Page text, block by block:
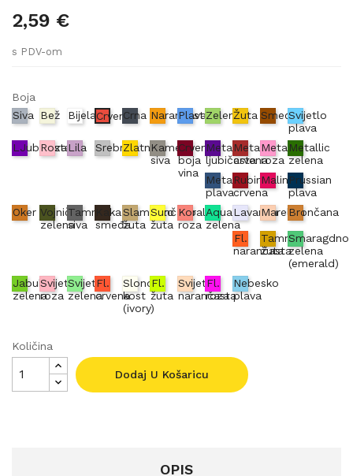
2,59 €
s PDV-om
Boja
Siva
Bež BijelaCrvenaCrna Narančasta
PlavaZelenaŽuta SmeđaSvijetlo
plava
LJubičasta
RozaLila SrebrnaZlatnaKameno
siva
Crvena
boja
vina
Metallic
ljubičasta
Metallic
crvena
Metallic
roza
Metallic
zelena
Metallic
plava
Rubin
crvena
MalinaPrussian
plava
Oker Vojnički
zelena
Tamno
siva
Kakao
smeđa
Slamnato
žuta
Sunčano
žuta
Koraljno
roza
Aqua
zelena
LavandaMarelicaBrončana
Fl.
narančasta
Tamno
žuta
Smaragdno
zelena
(emerald)
Jabuka
zelena
Svijetlo
roza
Svijetlo
zelena
Fl.
crvena
Slonova
kost
(ivory)
Fl.
žuta
Svijetlo
narančasta
Fl.
roza
Nebesko
plava
Količina
Dodaj U Košaricu
OPIS